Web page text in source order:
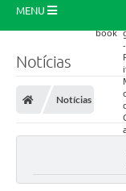
MENU
Notícias
Notícias